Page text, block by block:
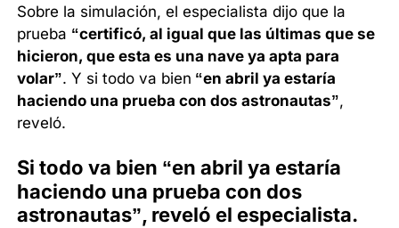
Sobre la simulación, el especialista dijo que la
prueba “certificó, al igual que las últimas que se
hicieron, que esta es una nave ya apta para
volar”. Y si todo va bien “en abril ya estaría
haciendo una prueba con dos astronautas”,
reveló.
Si todo va bien “en abril ya estaría
haciendo una prueba con dos
astronautas”, reveló el especialista.